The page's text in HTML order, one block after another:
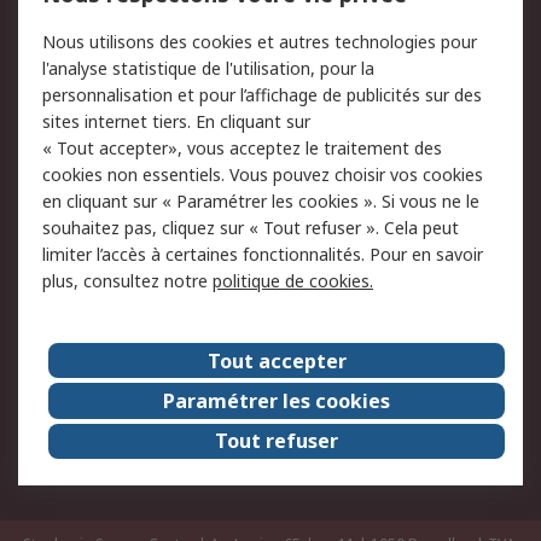
Retours
Support technique
Track & trace
Legal
Politique de cookies
Sécurité des e-mails
Politique de protection
des données - Mise à
jour
Conditions générales
de vente
A propos de RS
Le groupe RS Group
A propos de RS
RS dans le monde
Travaillez chez RS
ESG
Nous utilisons des cookies et autres technologies pour
l'analyse statistique de l'utilisation, pour la
personnalisation et pour l’affichage de publicités sur des
sites internet tiers. En cliquant sur
« Tout accepter», vous acceptez le traitement des
cookies non essentiels. Vous pouvez choisir vos cookies
en cliquant sur « Paramétrer les cookies ». Si vous ne le
souhaitez pas, cliquez sur « Tout refuser ». Cela peut
limiter l’accès à certaines fonctionnalités. Pour en savoir
plus, consultez notre politique de cookies.
Tout accepter
Paramétrer les cookies
Tout refuser